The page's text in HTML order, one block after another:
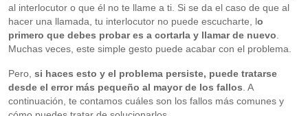
al interlocutor o que él no te llame a ti. Si se da el caso de que al
hacer una llamada, tu interlocutor no puede escucharte, lo
primero que debes probar es a cortarla y llamar de nuevo
Muchas veces, este simple gesto puede acabar con el problema.
Pero, si haces esto y el problema persiste, puede tratarse
desde el error más pequeño al mayor de los fallos . A
continuación, te contamos cuáles son los fallos más comunes y